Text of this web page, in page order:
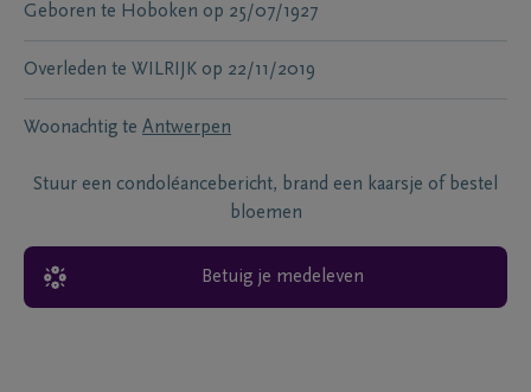
Geboren te Hoboken op 25/07/1927
Overleden te WILRIJK op 22/11/2019
Woonachtig te Antwerpen
Stuur een condoléancebericht, brand een kaarsje of bestel
bloemen
Betuig je medeleven